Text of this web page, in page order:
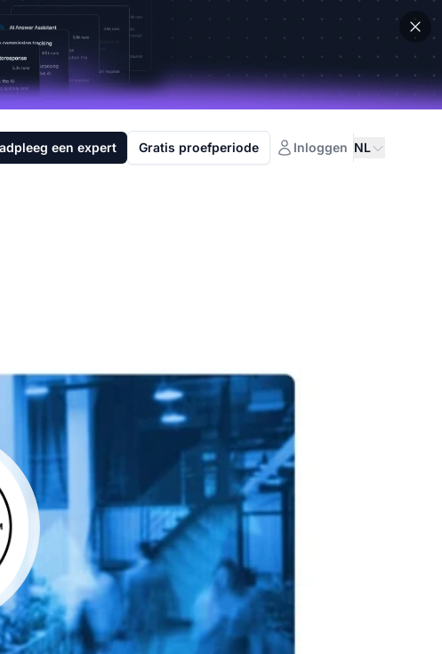
een expert Gratis proefperiode Inloggen NL